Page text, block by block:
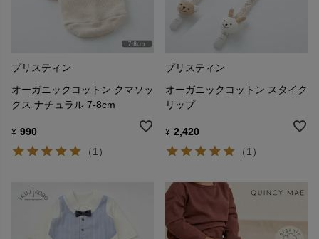
プリスティン
オーガニックコットン クマソッ
クス ナチュラル 7-8cm
¥ 990
（1）
プリスティン
オーガニックコットン スタイク
リップ
¥ 2,420
（1）